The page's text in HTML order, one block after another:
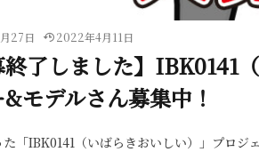
27日 2022年4月11日
終了しました】IBK0141
モデルさん募集中！
「IBK0141（いばらきおいしい）」プロ